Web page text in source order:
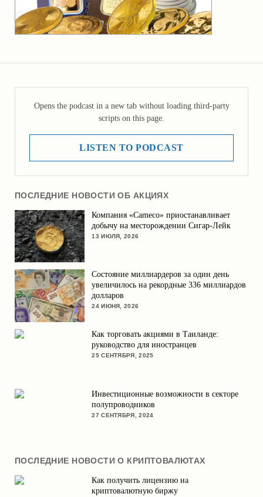
Opens the podcast in a new tab without loading third-party
scripts on this page.
LISTEN TO PODCAST
ПОСЛЕДНИЕ НОВОСТИ ОБ АКЦИЯХ
Компания «Cameco» приостанавливает
добычу на месторождении Сигар-Лейк
13 ИЮЛЯ, 2026
Состояние миллиардеров за один день
увеличилось на рекордные 336 миллиардов
долларов
24 ИЮНЯ, 2026
Как торговать акциями в Таиланде:
руководство для иностранцев
25 СЕНТЯБРЯ, 2025
Инвестиционные возможности в секторе
полупроводников
27 СЕНТЯБРЯ, 2024
ПОСЛЕДНИЕ НОВОСТИ О КРИПТОВАЛЮТАХ
Как получить лицензию на
криптовалютную биржу